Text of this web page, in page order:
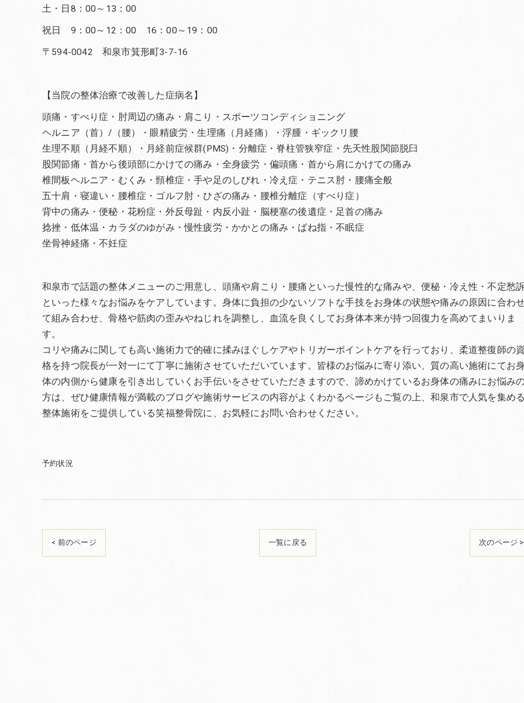
土・日8：00～13：00
祝日 9：00～12：00 16：00～19：00
〒594-0042 和泉市箕形町3-7-16
【当院の整体治療で改善した症病名】
頭痛・すべり症・肘周辺の痛み・肩こり・スポーツコンディショニング
ヘルニア（首）/（腰）・眼精疲労・生理痛（月経痛）・浮腫・ギックリ腰
生理不順（月経不順）・月経前症候群(PMS)・分離症・脊柱管狭窄症・先天性股関節脱臼
股関節痛・首から後頭部にかけての痛み・全身疲労・偏頭痛・首から肩にかけての痛み
椎間板ヘルニア・むくみ・頸椎症・手や足のしびれ・冷え症・テニス肘・腰痛全般
五十肩・寝違い・腰椎症・ゴルフ肘・ひざの痛み・腰椎分離症（すべり症）
背中の痛み・便秘・花粉症・外反母趾・内反小趾・脳梗塞の後遺症・足首の痛み
捻挫・低体温・カラダのゆがみ・慢性疲労・かかとの痛み・ばね指・不眠症
坐骨神経痛・不妊症
和泉市で話題の整体メニューのご用意し、頭痛や肩こり・腰痛といった慢性的な痛みや、便秘・冷え性・不定愁
といった様々なお悩みをケアしています。身体に負担の少ないソフトな手技をお身体の状態や痛みの原因に合わ
て組み合わせ、骨格や筋肉の歪みやねじれを調整し、血流を良くしてお身体本来が持つ回復力を高めてまいりま
す。
コリや痛みに関しても高い施術力で的確に揉みほぐしケアやトリガーポイントケアを行っており、柔道整復師の
格を持つ院長が一対一にて丁寧に施術させていただいています。皆様のお悩みに寄り添い、質の高い施術にてお
体の内側から健康を引き出していくお手伝いをさせていただきますので、諦めかけているお身体の痛みにお悩み
方は、ぜひ健康情報が満載のブログや施術サービスの内容がよくわかるページもご覧の上、和泉市で人気を集め
整体施術をご提供している笑福整骨院に、お気軽にお問い合わせください。
予約状況
< 前のページ 一覧に戻る 次のページ >